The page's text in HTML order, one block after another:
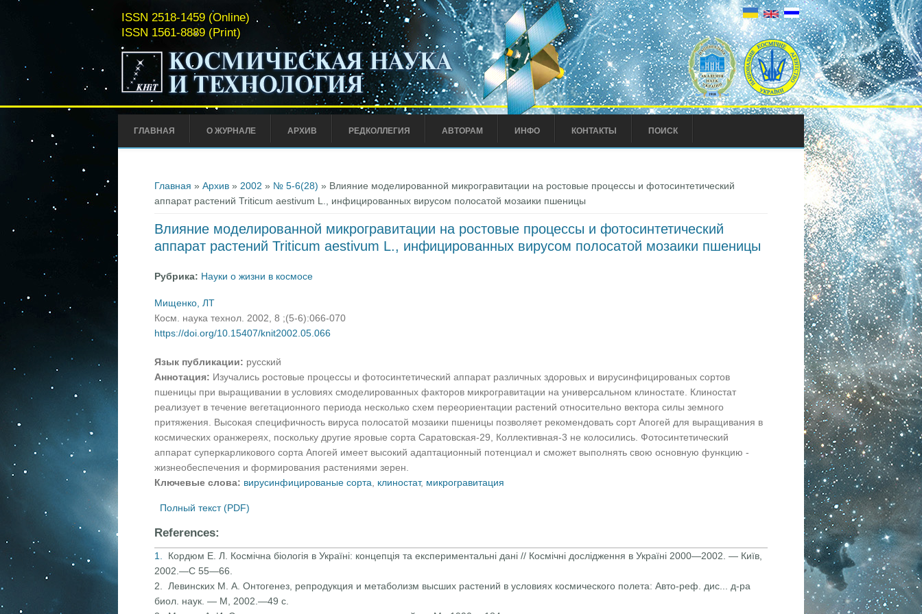
ISSN 2518-1459 (Online)
ISSN 1561-8889 (Print)
ГЛАВНАЯ О ЖУРНАЛЕ АРХИВ РЕДКОЛЛЕГИЯ АВТОРАМ ИНФО КОНТАКТЫ ПОИСК
Главная » Архив» 2002 » № 5-6(28) » Влияние моделированной микрогравитации на ростовые процессы и фотосинтетический
аппарат растений Triticum aestivum L., инфицированных вирусом полосатой мозаики пшеницы
Влияние моделированной микрогравитации на ростовые процессы и фотосинтетический
аппарат растений Triticum aestivum L., инфицированных вирусом полосатой мозаики пшеницы
Рубрика: Науки о жизни в космосе
Мищенко, ЛТ
Косм. наука технол. 2002, 8 ;(5-6):066-070
https://doi.org/10.15407/knit2002.05.066
Язык публикации: русский
Аннотация: Изучались ростовые процессы и фотосинтетический аппарат различных здоровых и вирусинфицированых сортов
пшеницы при выращивании в условиях смоделированных факторов микрогравитации на универсальном клиностате. Клиностат
реализует в течение вегетационного периода несколько схем переориентации растений относительно вектора силы земного
притяжения. Высокая специфичность вируса полосатой мозаики пшеницы позволяет рекомендовать сорт Апогей для выращивания в
космических оранжереях, поскольку другие яровые сорта Саратовская-29, Коллективная-3 не колосились. Фотосинтетический
аппарат суперкарликового сорта Апогей имеет высокий адаптационный потенциал и сможет выполнять свою основную функцию -
жизнеобеспечения и формирования растениями зерен.
Ключевые слова: вирусинфицированые сорта, клиностат, микрогравитация
Полный текст (PDF)
References:
1. Кордюм Е. Л. Космічна біологія в Україні: концепція та експериментальні дані // Космічні дослідження в Україні 2000—2002. — Київ,
2002.—С 55—66.
2. Левинских М. А. Онтогенез, репродукция и метаболизм высших растений в условиях космического полета: Авто-реф. дис... д-ра
биол. наук. — М, 2002.—49 с.